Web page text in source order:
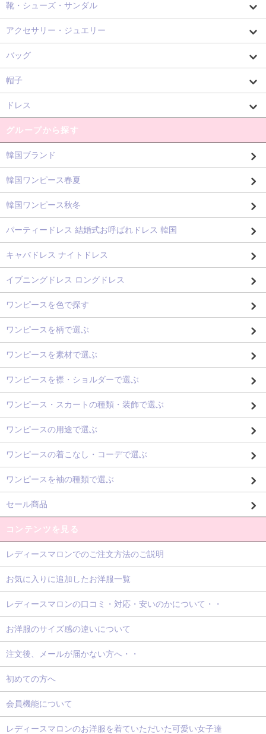
靴・シューズ・サンダル
アクセサリー・ジュエリー
バッグ
帽子
ドレス
グループから探す
韓国ブランド
韓国ワンピース春夏
韓国ワンピース秋冬
パーティードレス 結婚式お呼ばれドレス 韓国
キャバドレス ナイトドレス
イブニングドレス ロングドレス
ワンピースを色で探す
ワンピースを柄で選ぶ
ワンピースを素材で選ぶ
ワンピースを襟・ショルダーで選ぶ
ワンピース・スカートの種類・装飾で選ぶ
ワンピースの用途で選ぶ
ワンピースの着こなし・コーデで選ぶ
ワンピースを袖の種類で選ぶ
セール商品
コンテンツを見る
レディースマロンでのご注文方法のご説明
お気に入りに追加したお洋服一覧
レディースマロンの口コミ・対応・安いのかについて・・
お洋服のサイズ感の違いについて
注文後、メールが届かない方へ・・
初めての方へ
会員機能について
レディースマロンのお洋服を着ていただいた可愛い女子達